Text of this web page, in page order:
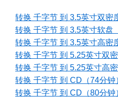
转换 千字节 到 3.5英寸双密
转换 千字节 到 3.5英寸软盘
转换 千字节 到 3.5英寸高密
转换 千字节 到 5.25英寸双
转换 千字节 到 5.25英寸高
转换 千字节 到 CD（74分钟
转换 千字节 到 CD（80分钟